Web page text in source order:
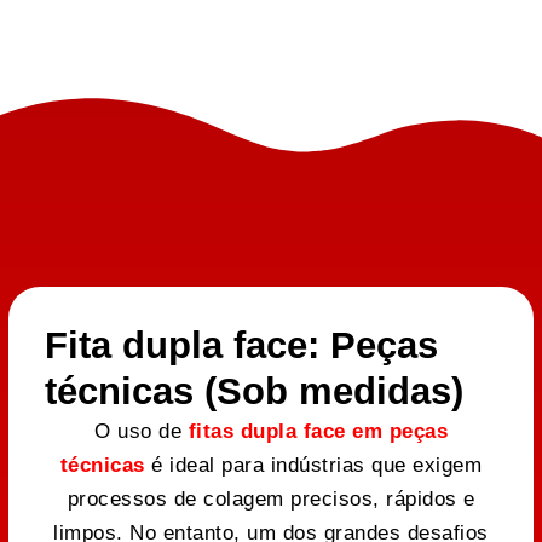
Fita dupla face: Peças
técnicas (Sob medidas)
O uso de fitas dupla face em peças
técnicas é ideal para indústrias que exigem
processos de colagem precisos, rápidos e
limpos. No entanto, um dos grandes desafios